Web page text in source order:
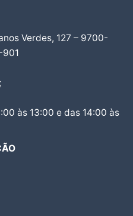
Verdes, 127 – 9700-
901
às 13:00 e das 14:00 às